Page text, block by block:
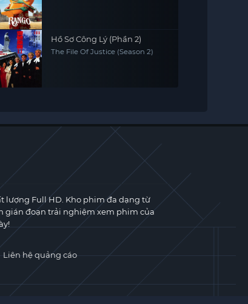
Hồ Sơ Công Lý (Phần 2)
The File Of Justice (Season 2)
lượng Full HD. Kho phim đa dạng từ
gián đoạn trải nghiệm xem phim của
Liên hệ quảng cáo